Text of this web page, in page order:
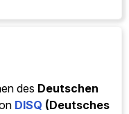
des Deutschen
DISQ (Deutsches